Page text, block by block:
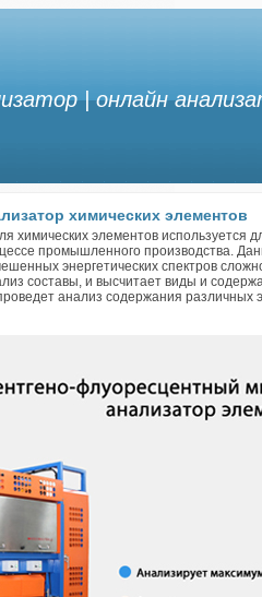
| онлайн
химических элементов
элементов используется
промышленного производства.
энергетических спектров
составы, и высчитает виды и
анализ содержания различных